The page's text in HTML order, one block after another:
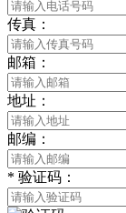
传真：
邮箱：
地址：
邮编：
* 验证码：